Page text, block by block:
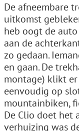
De afneembare
uitkomst
heb oogt de
aan de
zo gedaan.
en gaan. De
montage) klikt
eenvoudig op
mountainbiken,
De Clio doet het
verhuizing was